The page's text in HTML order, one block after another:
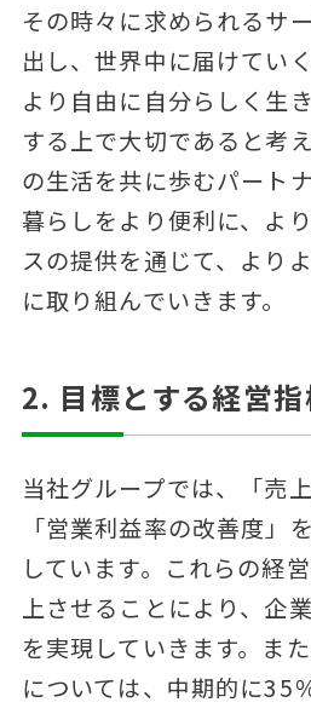
その時々に求められるサ
出し、世界中に届けてい
より自由に自分らしく生
する上で大切であると考
の生活を共に歩むパート
暮らしをより便利に、よ
スの提供を通じて、より
に取り組んでいきます。
2. 目標とする経営
当社グループでは、「売
「営業利益率の改善度」
しています。これらの経
上させることにより、企
を実現していきます。ま
については、中期的に35